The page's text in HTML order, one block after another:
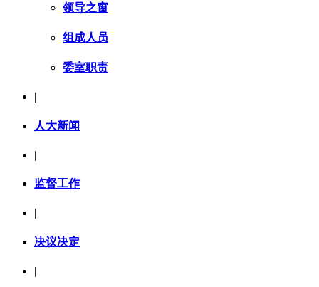
领导之窗
组成人员
委室职责
|
人大新闻
|
监督工作
决议决定
|